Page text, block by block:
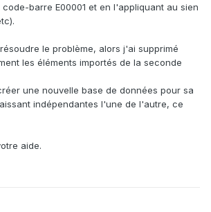
barre E00001 et en l'appliquant au sien
le problème, alors j'ai supprimé
les éléments importés de la seconde
une nouvelle base de données pour sa
indépendantes l'une de l'autre, ce
aide.